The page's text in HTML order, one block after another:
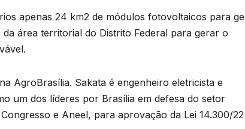
apenas 24 km2 de módulos fotovoltaicos para
área territorial do Distrito Federal para gerar o
AgroBrasília. Sakata é engenheiro eletricista e
um dos líderes por Brasília em defesa do setor
e Aneel, para aprovação da Lei 14.300/22